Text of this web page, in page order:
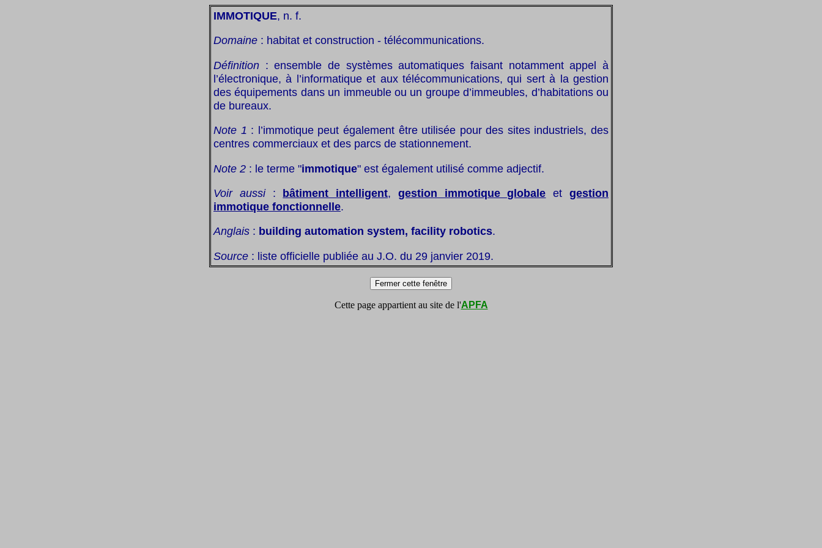
IMMOTIQUE, n. f.
Domaine : habitat et construction - télécommunications.
Définition : ensemble de systèmes automatiques faisant notamment appel à
l’électronique, à l’informatique et aux télécommunications, qui sert à la gestion
des équipements dans un immeuble ou un groupe d’immeubles, d’habitations ou
de bureaux.
Note 1 : l’immotique peut également être utilisée pour des sites industriels, des
centres commerciaux et des parcs de stationnement.
Note 2 : le terme "immotique" est également utilisé comme adjectif.
Voir aussi: bâtiment intelligent, gestion immotique globale etgestion
immotique fonctionnelle.
Anglais : building automation system, facility robotics.
Source : liste officielle publiée au J.O. du 29 janvier 2019.
Cette page appartient au site de l'APFA